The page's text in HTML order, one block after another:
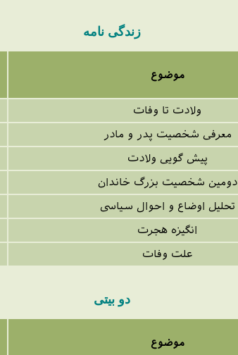
زندگی نامه
موضوع
ولادت تا وفات
معرفی شخصیت پدر و مادر
پیش گویی ولادت
دومین شخصیت بزرگ خاندان
تحلیل اوضاع و احوال سیاسی
انگیزه هجرت
علت وفات
دو بیتی
موضوع